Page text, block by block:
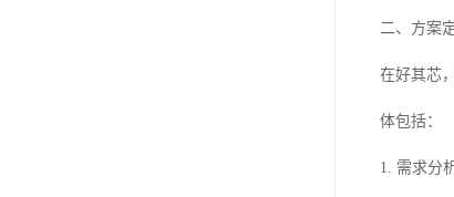
二、方案
在好其芯
体包括：
1. 需求分